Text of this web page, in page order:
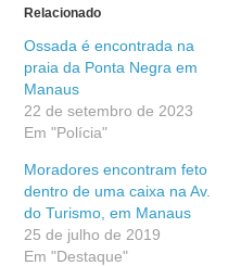
Relacionado
Ossada é encontrada na
praia da Ponta Negra em
Manaus
22 de setembro de 2023
Em "Polícia"
Moradores encontram feto
dentro de uma caixa na Av.
do Turismo, em Manaus
25 de julho de 2019
Em "Destaque"